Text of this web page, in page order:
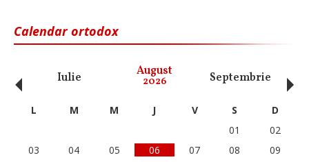
Calendar ortodox
Iulie August
2026 Septembrie
‹ L M M J V S
D
01
02
03
04 05 06 07 08
09